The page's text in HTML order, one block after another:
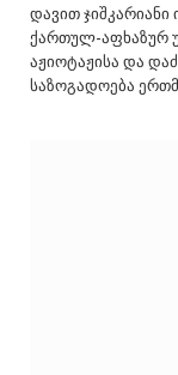
დავით
ქართულ-აფხაზურ
აჟიოტაჟისა და
საზოგადოება